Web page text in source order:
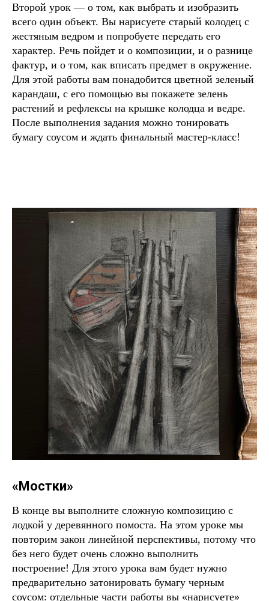
Второй урок — о том, как выбрать и изобразить
всего один объект. Вы нарисуете старый колодец с
жестяным ведром и попробуете передать его
характер. Речь пойдет и о композиции, и о разнице
фактур, и о том, как вписать предмет в окружение.
Для этой работы вам понадобится цветной зеленый
карандаш, с его помощью вы покажете зелень
растений и рефлексы на крышке колодца и ведре.
После выполнения задания можно тонировать
бумагу соусом и ждать финальный мастер-класс!
«Мостки»
В конце вы выполните сложную композицию с
лодкой у деревянного помоста. На этом уроке мы
повторим закон линейной перспективы, потому что
без него будет очень сложно выполнить
построение! Для этого урока вам будет нужно
предварительно затонировать бумагу черным
соусом: отдельные части работы вы «нарисуете»